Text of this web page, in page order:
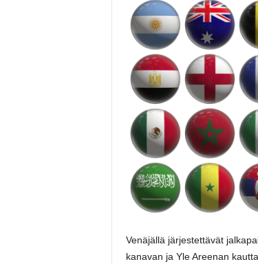
Venäjällä järjestettävät
kanavan ja Yle Areenan